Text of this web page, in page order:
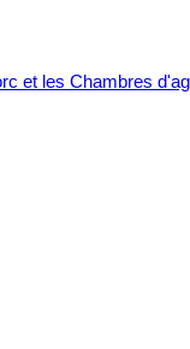
et les Chambres